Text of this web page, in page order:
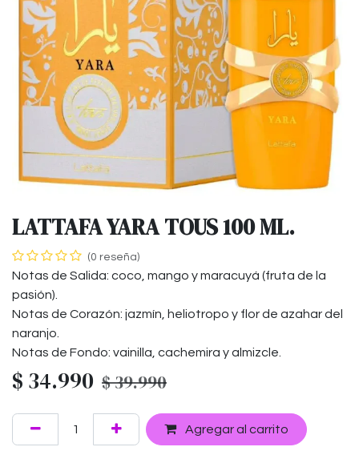
LATTAFA YARA TOUS 100 ML.
(0 reseña)
Notas de Salida: coco, mango y maracuyá (fruta de la
pasión).
Notas de Corazón: jazmín, heliotropo y flor de azahar del
naranjo.
Notas de Fondo: vainilla, cachemira y almizcle.
$ 34.990 $39.990
Agregar al carrito